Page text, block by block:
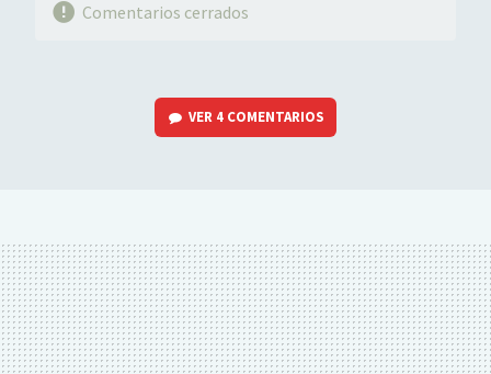
Comentarios cerrados
VER 4 COMENTARIOS